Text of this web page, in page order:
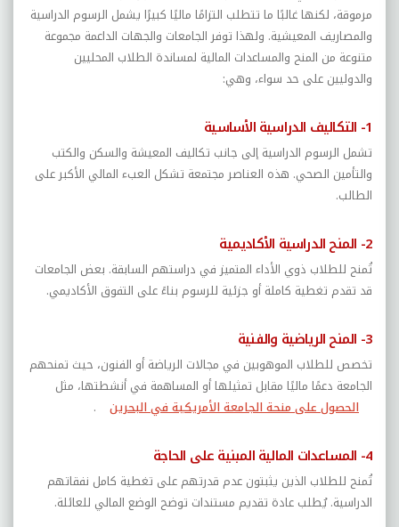
مرموقة، لكنها غالبًا ما تتطلب التزامًا ماليًا كبيرًا يشمل الرسوم الدراسية
والمصاريف المعيشية. ولهذا توفر الجامعات والجهات الداعمة مجموعة
متنوعة من المنح والمساعدات المالية لمساندة الطلاب المحليين
والدوليين على حد سواء، وهي:
1- التكاليف الدراسية الأساسية
تشمل الرسوم الدراسية إلى جانب تكاليف المعيشة والسكن والكتب
والتأمين الصحي. هذه العناصر مجتمعة تشكل العبء المالي الأكبر على
الطالب.
2- المنح الدراسية الأكاديمية
تُمنح للطلاب ذوي الأداء المتميز في دراستهم السابقة. بعض الجامعات
قد تقدم تغطية كاملة أو جزئية للرسوم بناءً على التفوق الأكاديمي.
3- المنح الرياضية والفنية
تخصص للطلاب الموهوبين في مجالات الرياضة أو الفنون، حيث تمنحهم
الجامعة دعمًا ماليًا مقابل تمثيلها أو المساهمة في أنشطتها، مثل
الحصول على منحة الجامعة الأمريكية في البحرين
.
4- المساعدات المالية المبنية على الحاجة
تُمنح للطلاب الذين يثبتون عدم قدرتهم على تغطية كامل نفقاتهم
الدراسية. يُطلب عادة تقديم مستندات توضح الوضع المالي للعائلة.